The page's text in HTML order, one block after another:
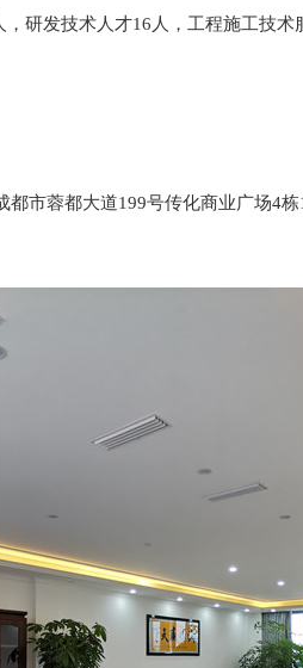
研发技术人才16人，工程施工技
市蓉都大道199号传化商业广场4栋